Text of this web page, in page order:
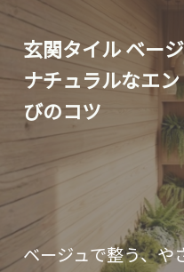
玄関タイル ベー
ナチュラルなエ
びのコツ
ベージュで整う、や